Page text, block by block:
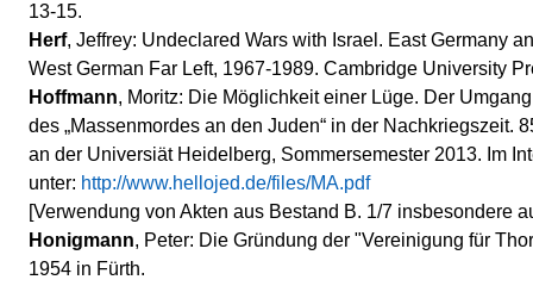
13-15.
Herf, Jeffrey: Undeclared Wars with Israel. East Germany
West German Far Left, 1967-1989. Cambridge University
Hoffmann, Moritz: Die Möglichkeit einer Lüge. Der
des „Massenmordes an den Juden“ in der Nachkriegszeit.
an der Universiät Heidelberg, Sommersemester 2013. Im
unter: http://www.hellojed.de/files/MA.pdf
[Verwendung von Akten aus Bestand B. 1/7 insbesondere
Honigmann, Peter: Die Gründung der "Vereinigung für
1954 in Fürth.